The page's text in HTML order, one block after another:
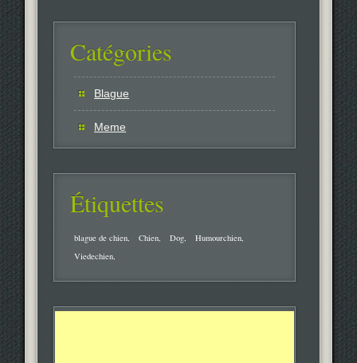
Catégories
Blague
Meme
Étiquettes
blague de chien Chien Dog
Humourchien
Viedechien